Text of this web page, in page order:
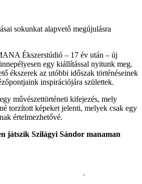
sokunkat alapvető megújulásra
Ékszerstúdió – 17 év után – új
egy kiállítással nyitunk meg.
ékszerek az utóbbi időszak történéseinek
inspirációjára születtek.
művészettörténeti kifejezés, mely
torzított képeket jelenti, melyek csak egy
értelmezhetővé.
játszik Szilágyi Sándor manaman